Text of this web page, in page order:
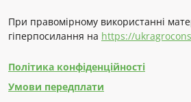
При правомірному використанні
гіперпосилання на https://
Політика конфіденційності
Умови передплати